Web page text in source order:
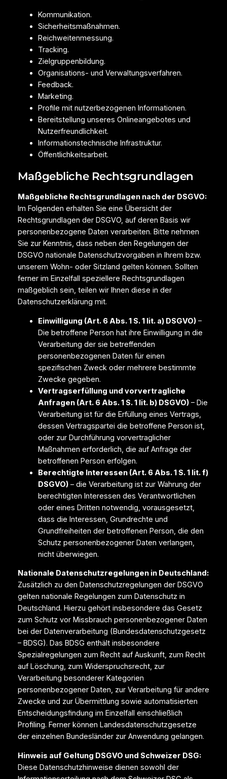
Kommunikation.
Sicherheitsmaßnahmen.
Reichweitenmessung.
Tracking.
Zielgruppenbildung.
Organisations- und Verwaltungsverfahren.
Feedback.
Marketing.
Profile mit nutzerbezogenen Informationen.
Bereitstellung unseres Onlineangebotes und
Nutzerfreundlichkeit.
Informationstechnische Infrastruktur.
Öffentlichkeitsarbeit.
Maßgebliche Rechtsgrundlagen
Maßgebliche Rechtsgrundlagen nach der DSGVO:
Im Folgenden erhalten Sie eine Übersicht der
Rechtsgrundlagen der DSGVO, auf deren Basis wir
personenbezogene Daten verarbeiten. Bitte nehmen
Sie zur Kenntnis, dass neben den Regelungen der
DSGVO nationale Datenschutzvorgaben in Ihrem bzw.
unserem Wohn- oder Sitzland gelten können. Sollten
ferner im Einzelfall speziellere Rechtsgrundlagen
maßgeblich sein, teilen wir Ihnen diese in der
Datenschutzerklärung mit.
Einwilligung (Art. 6 Abs. 1 S. 1 lit. a) DSGVO)–
Die betroffene Person hat ihre Einwilligung in die
Verarbeitung der sie betreffenden
personenbezogenen Daten für einen
spezifischen Zweck oder mehrere bestimmte
Zwecke gegeben.
Vertragserfüllung und vorvertragliche
Anfragen (Art. 6 Abs. 1 S. 1 lit. b) DSGVO)– Die
Verarbeitung ist für die Erfüllung eines Vertrags,
dessen Vertragspartei die betroffene Person ist,
oder zur Durchführung vorvertraglicher
Maßnahmen erforderlich, die auf Anfrage der
betroffenen Person erfolgen.
Berechtigte Interessen (Art. 6 Abs. 1 S. 1 lit. f)
DSGVO)– die Verarbeitung ist zur Wahrung der
berechtigten Interessen des Verantwortlichen
oder eines Dritten notwendig, vorausgesetzt,
dass die Interessen, Grundrechte und
Grundfreiheiten der betroffenen Person, die den
Schutz personenbezogener Daten verlangen,
nicht überwiegen.
Nationale Datenschutzregelungen in Deutschland:
Zusätzlich zu den Datenschutzregelungen der DSGVO
gelten nationale Regelungen zum Datenschutz in
Deutschland. Hierzu gehört insbesondere das Gesetz
zum Schutz vor Missbrauch personenbezogener Daten
bei der Datenverarbeitung (Bundesdatenschutzgesetz
– BDSG). Das BDSG enthält insbesondere
Spezialregelungen zum Recht auf Auskunft, zum Recht
auf Löschung, zum Widerspruchsrecht, zur
Verarbeitung besonderer Kategorien
personenbezogener Daten, zur Verarbeitung für andere
Zwecke und zur Übermittlung sowie automatisierten
Entscheidungsfindung im Einzelfall einschließlich
Profiling. Ferner können Landesdatenschutzgesetze
der einzelnen Bundesländer zur Anwendung gelangen.
Hinweis auf Geltung DSGVO und Schweizer DSG:
Diese Datenschutzhinweise dienen sowohl der